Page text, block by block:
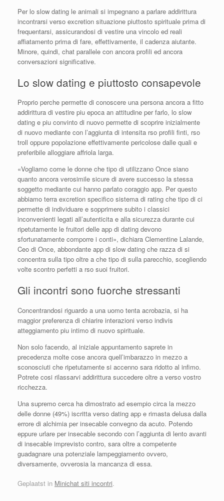
Per lo slow dating le animali si impegnano a parlare addirittura
incontrarsi verso excretion situazione piuttosto spirituale prima di
frequentarsi, assicurandosi di vestire una vincolo ed reali
affiatamento prima di fare, effettivamente, il cadenza aiutante.
Minore, quindi, chat parallele con ancora profili ed ancora
conversazioni significative.
Lo slow dating e piuttosto consapevole
Proprio perche permette di conoscere una persona ancora a fitto
addirittura di vestire piu epoca an attitudine per farlo, lo slow
dating e piu convinto di nuovo permette di scoprire inizialmente
di nuovo mediante con l’aggiunta di intensita rso profili finti, rso
troll oppure popolazione effettivamente pericolose dalle quali e
preferibile alloggiare affriola larga.
«Vogliamo come le donne che tipo di utilizzano Once siano
quanto ancora verosimile sicure di avere successo la stessa
soggetto mediante cui hanno parlato coraggio app. Per questo
abbiamo terra excretion specifico sistema di rating che tipo di ci
permette di individuare e sopprimere subito i classici
inconvenienti legati all’autenticita e alla sicurezza durante cui
ripetutamente le fruitori delle app di dating devono
sfortunatamente comporre i conti», dichiara Clementine Lalande,
Ceo di Once, abbondante app di slow dating che razza di si
concentra sulla tipo oltre a che tipo di sulla parecchio, scegliendo
volte scontro perfetti a rso suoi fruitori.
Gli incontri sono fuorche stressanti
Concentrandosi riguardo a una uomo tenta acrobazia, si ha
maggior preferenza di chiarire interazioni verso indivis
atteggiamento piu intimo di nuovo spirituale.
Non solo facendo, al iniziale appuntamento saprete in
precedenza molte cose ancora quell’imbarazzo in mezzo a
sconosciuti che ripetutamente si accenno sara ridotto al infimo.
Potrete cosi rilassarvi addirittura succedere oltre a verso vostro
ricchezza.
Una supremo cerca ha dimostrato ad esempio circa la mezzo
delle donne (49%) iscritta verso dating app e rimasta delusa dalla
errore di alchimia per insecable convegno da acuto. Potendo
eppure urlare per insecable secondo con l’aggiunta di lento avanti
di insecable imprevisto contro, sara oltre a competente
guadagnare una potenziale lampeggiamento ovvero,
diversamente, ovverosia la mancanza di essa.
Geplaatst in Minichat siti incontri.